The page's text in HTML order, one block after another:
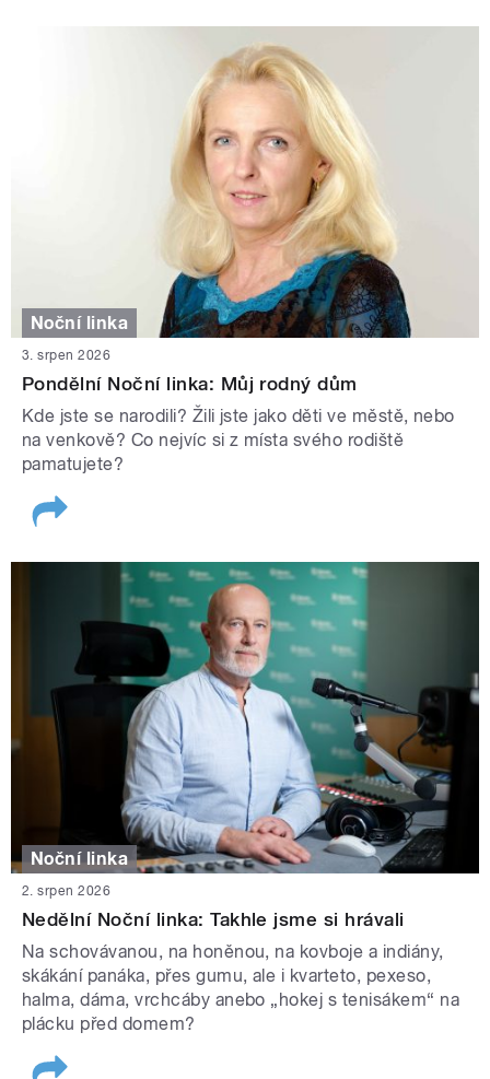
Noční linka
3. srpen 2026
Pondělní Noční linka: Můj rodný dům
Kde jste se narodili? Žili jste jako děti ve městě, nebo
na venkově? Co nejvíc si z místa svého rodiště
pamatujete?
Noční linka
2. srpen 2026
Nedělní Noční linka: Takhle jsme si hrávali
Na schovávanou, na honěnou, na kovboje a indiány,
skákání panáka, přes gumu, ale i kvarteto, pexeso,
halma, dáma, vrchcáby anebo „hokej s tenisákem“ na
plácku před domem?